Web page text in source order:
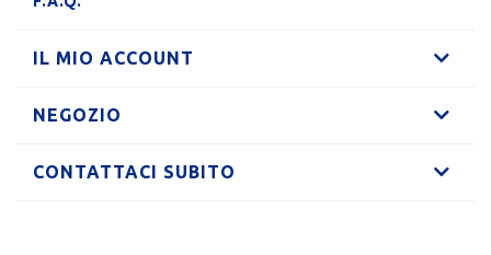
IL MIO ACCOUNT
NEGOZIO
CONTATTACI SUBITO